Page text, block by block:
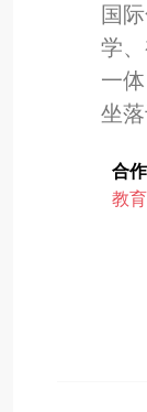
国
学
一
坐
合
教育